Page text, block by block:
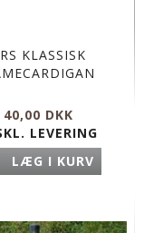
KLASSISK
40,00 DKK
LEVERING
LÆG I KURV